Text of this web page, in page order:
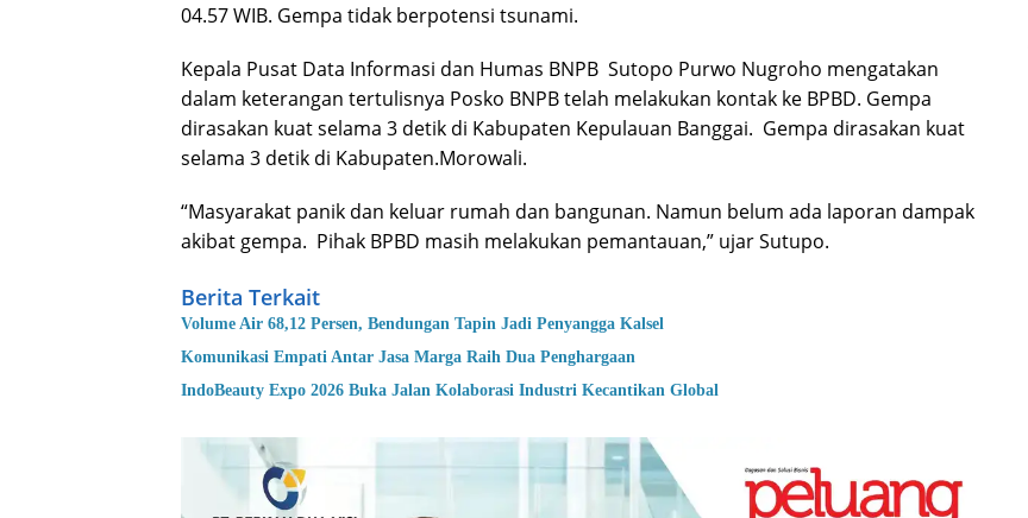
04.57 WIB. Gempa tidak berpotensi tsunami.
Kepala Pusat Data Informasi dan Humas BNPB Sutopo Purwo Nugroho mengatakan
dalam keterangan tertulisnya Posko BNPB telah melakukan kontak ke BPBD. Gempa
dirasakan kuat selama 3 detik di Kabupaten Kepulauan Banggai. Gempa dirasakan kuat
selama 3 detik di Kabupaten.Morowali.
“Masyarakat panik dan keluar rumah dan bangunan. Namun belum ada laporan dampak
akibat gempa. Pihak BPBD masih melakukan pemantauan,” ujar Sutupo.
Berita Terkait
Volume Air 68,12 Persen, Bendungan Tapin Jadi Penyangga Kalsel
Komunikasi Empati Antar Jasa Marga Raih Dua Penghargaan
IndoBeauty Expo 2026 Buka Jalan Kolaborasi Industri Kecantikan Global